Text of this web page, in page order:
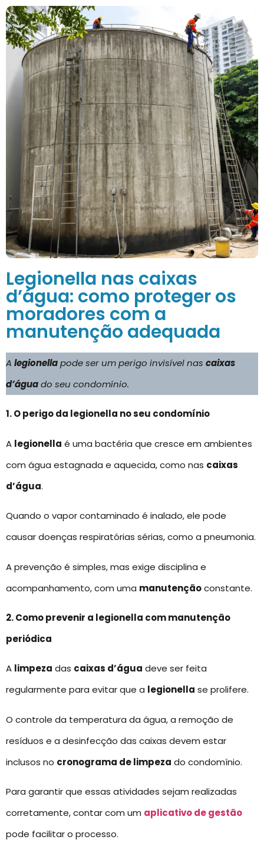
Legionella nas caixas
d’água: como proteger os
moradores com a
manutenção adequada
A legionellapode ser um perigo invisível nas caixas
d’águado seu condomínio.
1. O perigo da legionella no seu condomínio
A legionella é uma bactéria que cresce em ambientes
com água estagnada e aquecida, como nas caixas
d’água.
Quando o vapor contaminado é inalado, ele pode
causar doenças respiratórias sérias, como a pneumonia.
A prevenção é simples, mas exige disciplina e
acompanhamento, com uma manutençãoconstante.
2. Como prevenir a legionella com manutenção
periódica
A limpeza das caixas d’água deve ser feita
regularmente para evitar que a legionella se prolifere.
O controle da temperatura da água, a remoção de
resíduos e a desinfecção das caixas devem estar
inclusos no cronograma de limpeza do condomínio.
Para garantir que essas atividades sejam realizadas
corretamente, contar com um aplicativo de gestão
pode facilitar o processo.